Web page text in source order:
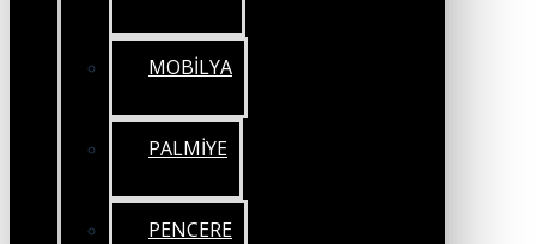
MOBİLYA
PALMİYE
PENCERE